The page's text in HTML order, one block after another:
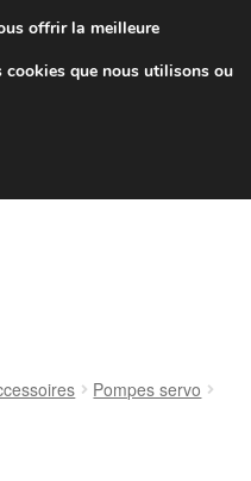
de 7 EUR
de 9 h à 16 h
Pompes servo
offrir la meilleure
cookies que nous utilisons ou